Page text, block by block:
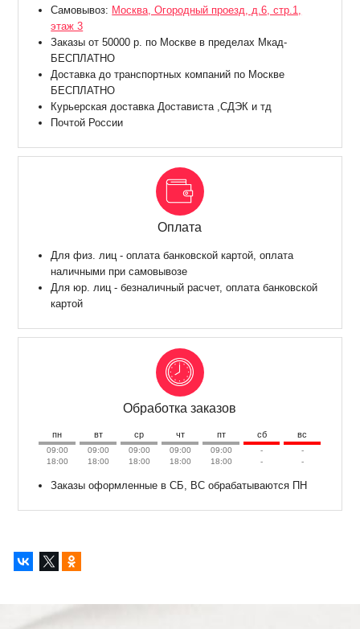
Самовывоз: Москва, Огородный проезд, д.6, стр.1,
этаж 3
Заказы от 50000 р. по Москве в пределах Мкад-
БЕСПЛАТНО
Доставка до транспортных компаний по Москве
БЕСПЛАТНО
Курьерская доставка Достависта ,СДЭК и тд
Почтой России
Оплата
Для физ. лиц - оплата банковской картой, оплата
наличными при самовывозе
Для юр. лиц - безналичный расчет, оплата банковской
картой
Обработка заказов
пн вт ср чт пт сб вс
09:00
18:00
09:00
18:00
09:00
18:00
09:00
18:00
09:00
18:00
-
-
-
-
Заказы оформленные в СБ, ВС обрабатываются ПН